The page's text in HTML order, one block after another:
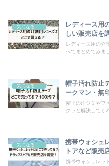
レディース用
しい販売店を
レディース用の介
べてまとめてみま
帽子汚れ防止
ークマン・無
帽子の汗ジミやフ
クッと解決してく
携帯ウォシュ
トアなど販売
携帯ウォシュレッ